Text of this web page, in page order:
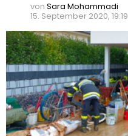
von Sara Mohammadi
15. September 2020, 19:19